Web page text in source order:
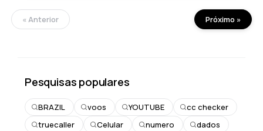
« Anterior Próximo »
Pesquisas populares
BRAZIL voos YOUTUBE
cc checker
truecaller
Celular numero
dados